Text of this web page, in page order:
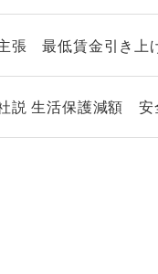
張 最低賃金引き上
説 生活保護減額 安